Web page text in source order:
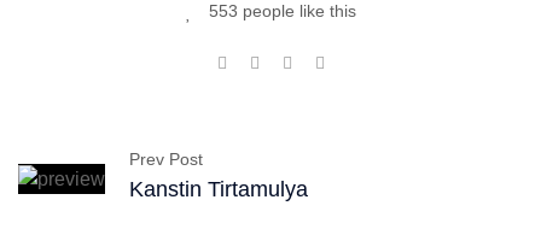
553 people like this
Prev Post
Kanstin Tirtamulya